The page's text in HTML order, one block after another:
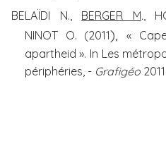
BELAÏDI N., BERGER M.,
NINOT O. (2011),«
apartheid ». In Les
périphéries, - Grafigéo